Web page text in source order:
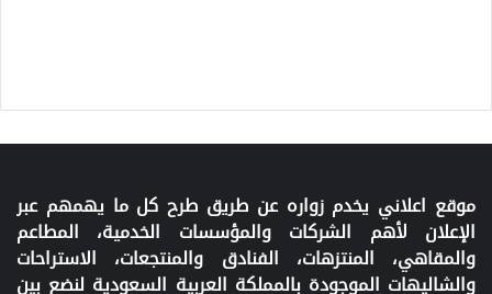
موقع اعلاني يخدم زواره عن طريق طرح كل ما يهمهم عبر
الإعلان لأهم الشركات والمؤسسات الخدمية، المطاعم
والمقاهي، المنتزهات، الفنادق والمنتجعات، الاستراحات
والشاليهات الموجودة بالمملكة العربية السعودية لنضع بين